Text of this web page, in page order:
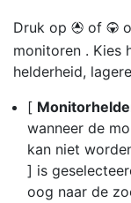
Druk op 1 of 3
monitoren . Kies
helderheid,
[
wanneer de
kan niet
] is
oog naar de